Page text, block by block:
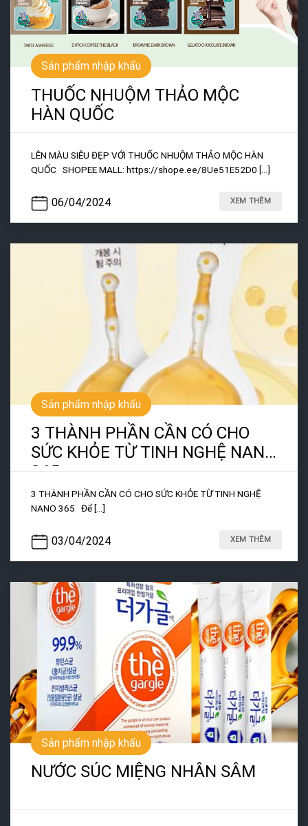
Sản phẩm nhập khẩu
THUỐC NHUỘM THẢO MỘC
HÀN QUỐC
06/04/2024
LÊN MÀU SIÊU ĐẸP VỚI THUỐC NHUỘM THẢO MỘC HÀN
QUỐC SHOPEE MALL: https://shope.ee/8Ue51E52D0 [...]
XEM THÊM
Sản phẩm nhập khẩu
3 THÀNH PHẦN CẦN CÓ CHO
SỨC KHỎE TỪ TINH NGHỆ NANO
365
03/04/2024
3 THÀNH PHẦN CẦN CÓ CHO SỨC KHỎE TỪ TINH NGHỆ
NANO 365 Để [...]
XEM THÊM
Sản phẩm nhập khẩu
NƯỚC SÚC MIỆNG NHÂN SÂM